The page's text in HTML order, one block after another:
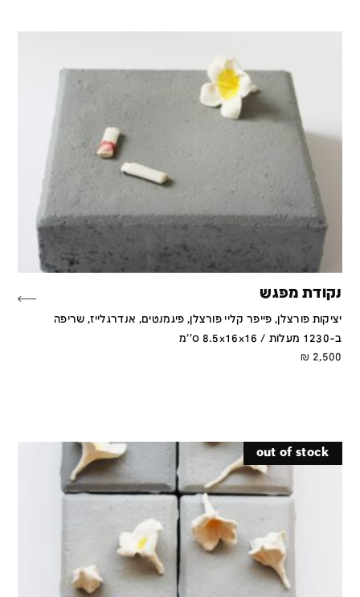
נקודת מפגש
יציקות פורצלן, פייפר קליי פורצלן, פיגמנטים, אנדרגלייז, שריפה
ב-1230 מעלות / 8.5x16x16 ס''מ
2,500
₪
out of stock